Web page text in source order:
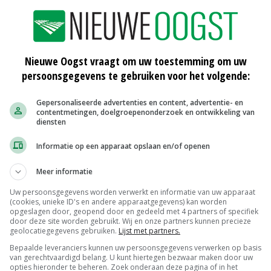
dan zijn het wel de fosfaatregels
dit jaar al best wat voer gewonnen. Dankzij
Maar tegen deze droogte is niet te sproeien.
achteruit gegroeid, volgens mijn grashoogtemeter
en kweek te voorkomen. Daar is mijn grond nogal
bij en lijkt geen vochttekort te hebben. Het
hebben, want het houdt de sloten goed op peil.
bedrijf weg. De helft van de ligboxenstal moet nog.
gebeuren. Dan ben ik van dat gezeur af. Meer dan dit
mag het dan wel weer een weekje droog zijn,
Nieuwe Oogst vraagt om uw toestemming om uw
persoonsgegevens te gebruiken voor het volgende:
Gepersonaliseerde advertenties en content, advertentie- en
contentmetingen, doelgroepenonderzoek en ontwikkeling van
diensten
Informatie op een apparaat opslaan en/of openen
Meer informatie
Uw persoonsgegevens worden verwerkt en informatie van uw apparaat
(cookies, unieke ID's en andere apparaatgegevens) kan worden
opgeslagen door, geopend door en gedeeld met 4 partners of specifiek
door deze site worden gebruikt. Wij en onze partners kunnen precieze
geolocatiegegevens gebruiken. Lijst met partners.
Bepaalde leveranciers kunnen uw persoonsgegevens verwerken op basis
van gerechtvaardigd belang. U kunt hiertegen bezwaar maken door uw
opties hieronder te beheren. Zoek onderaan deze pagina of in het